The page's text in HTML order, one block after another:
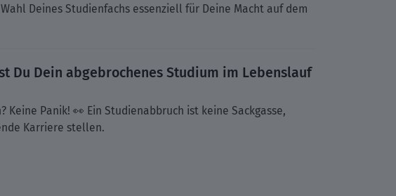
Deines Studienfachs essenziell für Deine Macht auf dem
Du Dein abgebrochenes Studium im Lebenslauf
Keine Panik! 👀 Ein Studienabbruch ist keine Sackgasse,
Karriere stellen.